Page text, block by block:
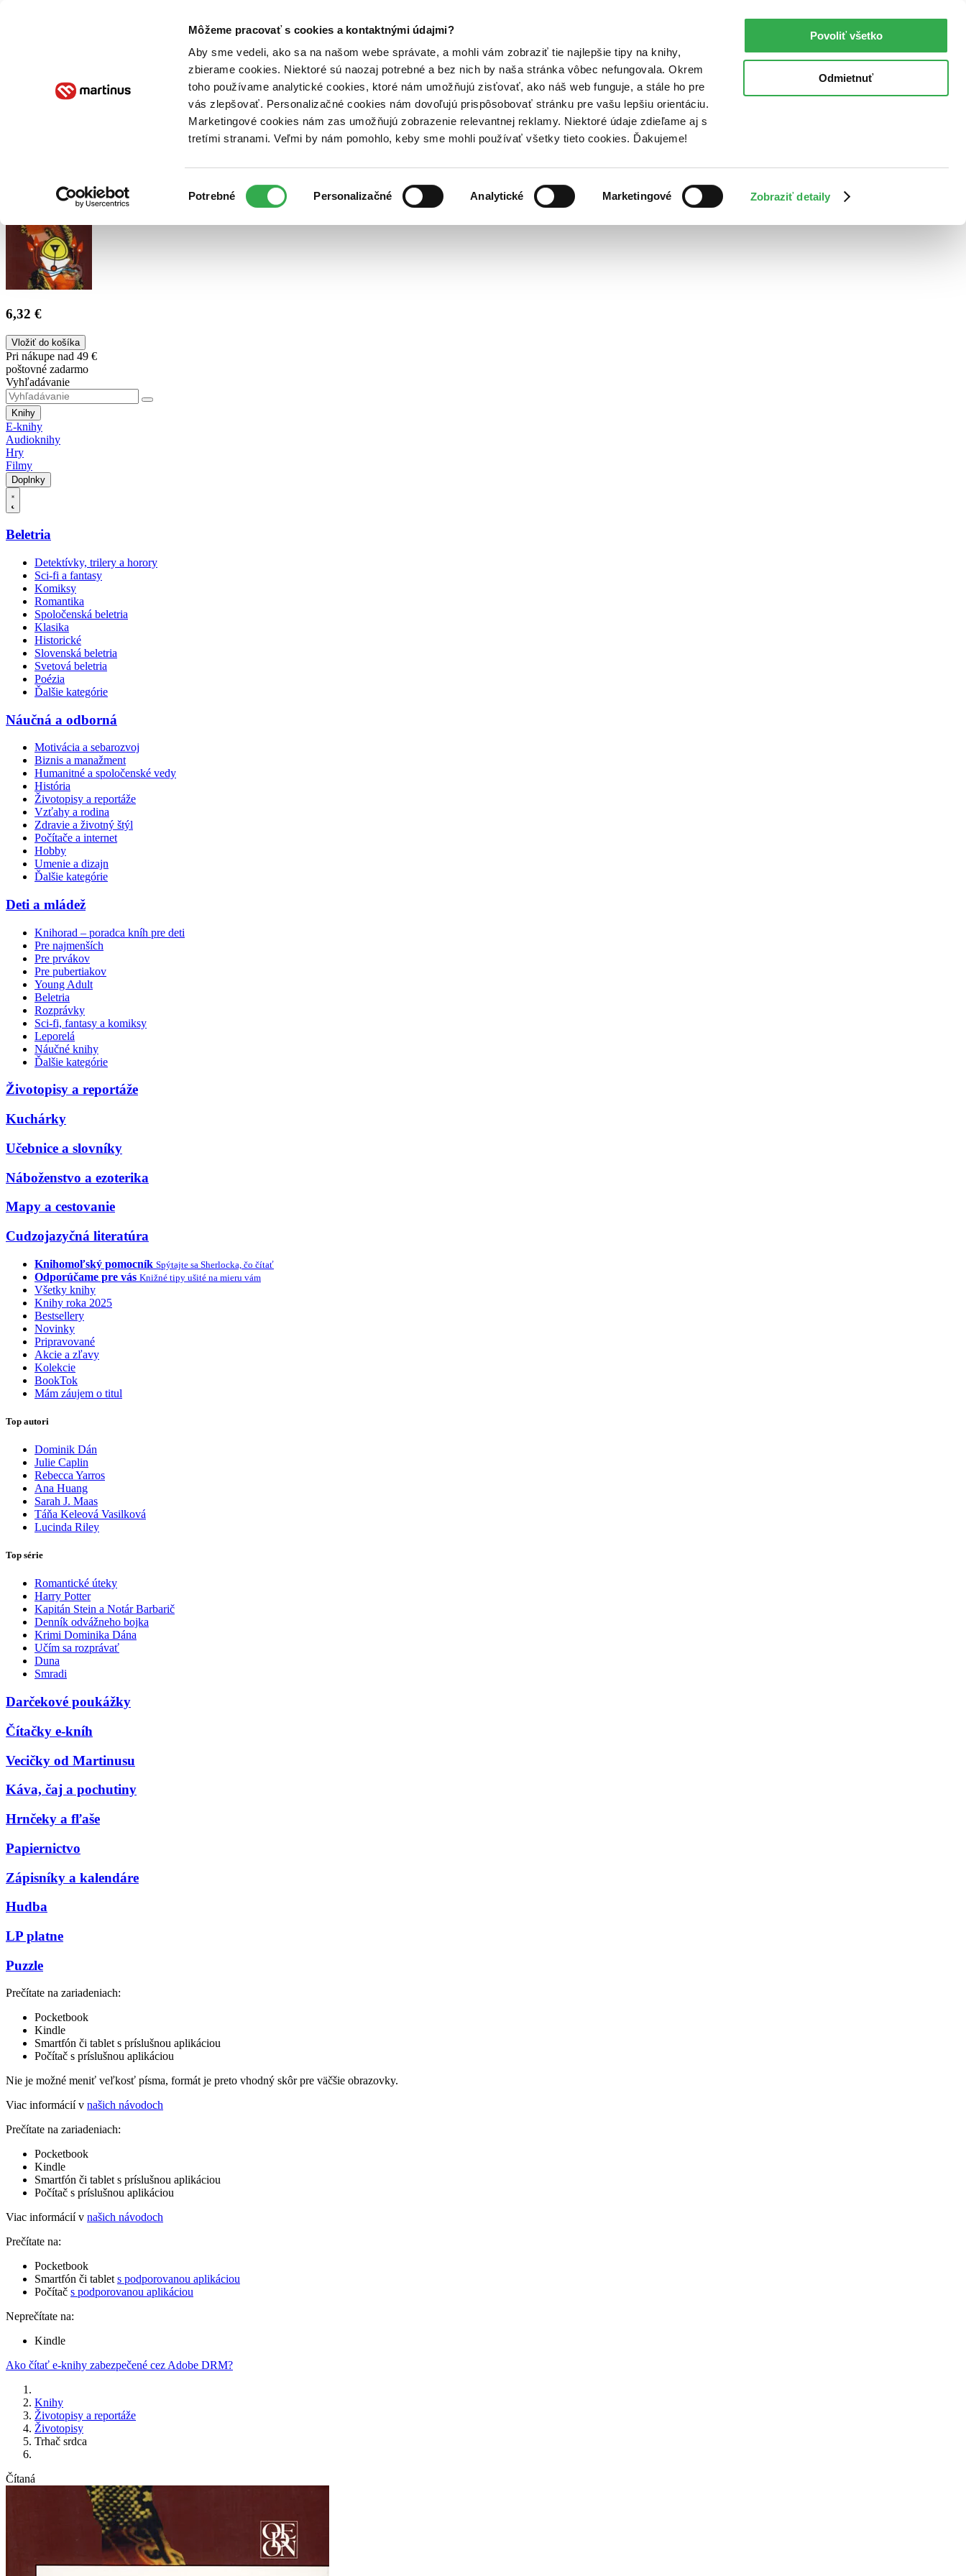
Môžeme pracovať s cookies a kontaktnými údajmi?
Aby sme vedeli, ako sa na našom webe správate, a mohli vám zobraziť tie najlepšie tipy na knihy,
zbierame cookies. Niektoré sú naozaj potrebné a bez nich by naša stránka vôbec nefungovala. Okrem
toho používame analytické cookies, ktoré nám umožňujú zisťovať, ako náš web funguje, a stále ho pre
vás zlepšovať. Personalizačné cookies nám dovoľujú prispôsobovať stránku pre vašu lepšiu orientáciu.
Marketingové cookies nám zas umožňujú zobrazenie relevantnej reklamy. Niektoré údaje zdieľame aj s
tretími stranami. Veľmi by nám pomohlo, keby sme mohli používať všetky tieto cookies. Ďakujeme!
súhlasu
Potrebné Personalizačné Analytické Marketingové Zobraziť detaily
Povoliť všetko
Odmietnuť
Poukážky Kontakt
6,32 €
Vložiť do košíka
Pri nákupe nad 49 €
poštovné zadarmo
Vyhľadávanie
Knihy
E-knihy
Audioknihy
Hry
Filmy
Doplnky
Beletria
Detektívky, trilery a horory
Sci-fi a fantasy
Komiksy
Romantika
Spoločenská beletria
Klasika
Historické
Slovenská beletria
Svetová beletria
Poézia
Ďalšie kategórie
Náučná a odborná
Motivácia a sebarozvoj
Biznis a manažment
Humanitné a spoločenské vedy
História
Životopisy a reportáže
Vzťahy a rodina
Zdravie a životný štýl
Počítače a internet
Hobby
Umenie a dizajn
Ďalšie kategórie
Deti a mládež
Knihorad – poradca kníh pre deti
Pre najmenších
Pre prvákov
Pre pubertiakov
Young Adult
Beletria
Rozprávky
Sci-fi, fantasy a komiksy
Leporelá
Náučné knihy
Ďalšie kategórie
Životopisy a reportáže
Kuchárky
Učebnice a slovníky
Náboženstvo a ezoterika
Mapy a cestovanie
Cudzojazyčná literatúra
Knihomoľský pomocník Spýtajte sa Sherlocka, čo čítať
Odporúčame pre vás Knižné tipy ušité na mieru vám
Všetky knihy
Knihy roka 2025
Bestsellery
Novinky
Pripravované
Akcie a zľavy
Kolekcie
BookTok
Mám záujem o titul
Top autori
Dominik Dán
Julie Caplin
Rebecca Yarros
Ana Huang
Sarah J. Maas
Táňa Keleová Vasilková
Lucinda Riley
Top série
Romantické úteky
Harry Potter
Kapitán Stein a Notár Barbarič
Denník odvážneho bojka
Krimi Dominika Dána
Učím sa rozprávať
Duna
Smradi
Darčekové poukážky
Čítačky e-kníh
Vecičky od Martinusu
Káva, čaj a pochutiny
Hrnčeky a fľaše
Papiernictvo
Zápisníky a kalendáre
Hudba
LP platne
Puzzle
Prečítate na zariadeniach:
Pocketbook
Kindle
Smartfón či tablet s príslušnou aplikáciou
Počítač s príslušnou aplikáciou
Nie je možné meniť veľkosť písma, formát je preto vhodný skôr pre väčšie obrazovky.
Viac informácií v našich návodoch
Prečítate na zariadeniach:
Pocketbook
Kindle
Smartfón či tablet s príslušnou aplikáciou
Počítač s príslušnou aplikáciou
Viac informácií v našich návodoch
Prečítate na:
Pocketbook
Smartfón či tablet s podporovanou aplikáciou
Počítač s podporovanou aplikáciou
Neprečítate na:
Kindle
Ako čítať e-knihy zabezpečené cez Adobe DRM?
Knihy
Životopisy a reportáže
Životopisy
Trhač srdca
Čítaná